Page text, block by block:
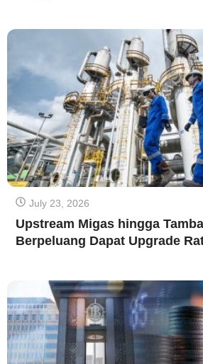
July 23, 2026
Upstream Migas hingga
Berpeluang Dapat Upgrade